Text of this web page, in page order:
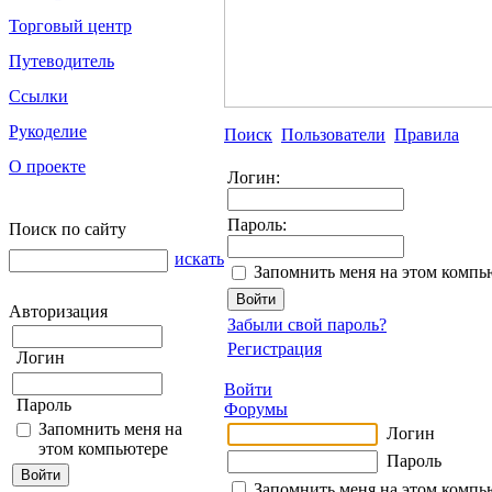
Торговый центр
Путеводитель
Ссылки
Рукоделие
О проекте
Поиск по сайту
искать
Авторизация
Логин
Пароль
Запомнить меня на
этом компьютере
Поиск Пользователи Правила
Логин:
Пароль:
Запомнить меня на этом
Забыли свой пароль?
Регистрация
Войти
Форумы
Логин
Пароль